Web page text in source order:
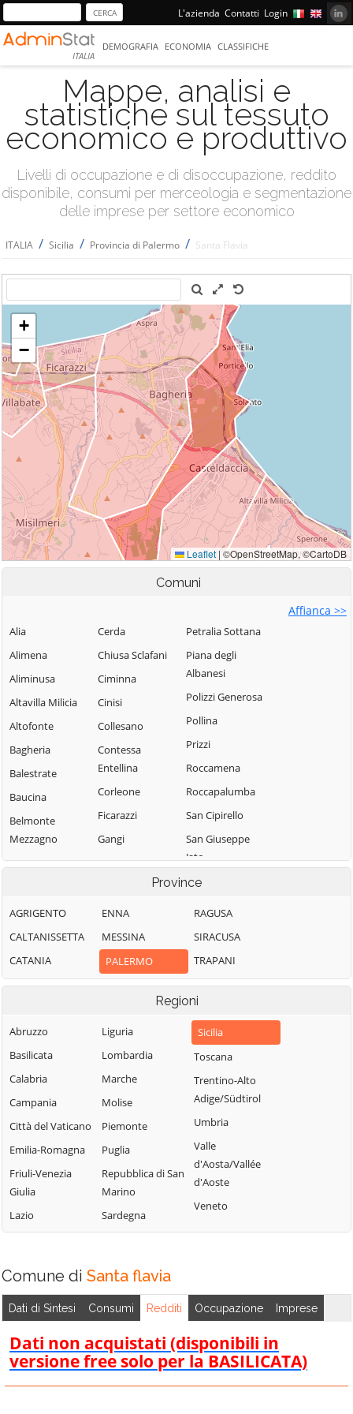
L'azienda Contatti Login
ITALIA
DEMOGRAFIA ECONOMIA CLASSIFICHE
Mappe, analisi e
statistiche sul tessuto
economico e produttivo
Livelli di occupazione e di disoccupazione, reddito
disponibile, consumi per merceologia e segmentazione
delle imprese per settore economico
ITALIA / Sicilia / Provincia di Palermo / Santa Flavia
Comuni
Affianca >>
Alia
Alimena
Aliminusa
Altavilla Milicia
Altofonte
Bagheria
Balestrate
Baucina
Belmonte
Mezzagno
Bisacquino
Bolognetta
Bompietro
Borgetto
Caccamo
Campofelice di
Campofiorito
Casteldaccia
Castronovo di
Sicilia
Cefalà Diana
Cefalù
Cerda
Chiusa Sclafani
Ciminna
Cinisi
Collesano
Contessa
Entellina
Corleone
Ficarazzi
Gangi
Geraci Siculo
Giuliana
Godrano
Gratteri
Isnello
Montelepre
Montemaggiore
Belsito
Palermo
Partinico
Petralia Soprana
Petralia Sottana
Piana degli
Albanesi
Polizzi Generosa
Pollina
Prizzi
Roccamena
Roccapalumba
San Cipirello
San Giuseppe
Jato
San Mauro
Gela
Santa Flavia
Sciara
Sclafani Bagni
Termini Imerese
Terrasini
Torretta
Ustica
Valledolmo
Villabate
Villafrati
Province
AGRIGENTO
CALTANISSETTA
CATANIA
ENNA
MESSINA
PALERMO
RAGUSA
SIRACUSA
TRAPANI
Regioni
Abruzzo
Basilicata
Calabria
Campania
Città del Vaticano
Emilia-Romagna
Friuli-Venezia
Giulia
Lazio
Liguria
Lombardia
Marche
Molise
Piemonte
Puglia
Repubblica di San
Marino
Sardegna
Sicilia
Toscana
Trentino-Alto
Adige/Südtirol
Umbria
Valle
d'Aosta/Vallée
d'Aoste
Veneto
Comune di Santa flavia
Dati di Sintesi Consumi Redditi Occupazione Imprese
Dati non acquistati (disponibili in
versione free solo per la BASILICATA)